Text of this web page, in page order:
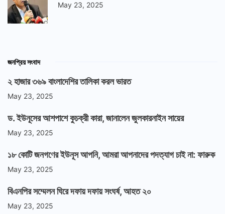
May 23, 2025
জনপ্রিয় সংবাদ
২ হাজার ৩৬৯ বাংলাদেশির তালিকা করল ভারত
May 23, 2025
ড. ইউনূসের আশপাশে কুচক্রী কারা, জানালেন জুলকারনাইন সায়ের
May 23, 2025
১৮ কোটি জনগণের ইউনূস আপনি, আমরা আপনাদের পদত্যাগ চাই না: ফারুক
May 23, 2025
বিএনপির সম্মেলন ঘিরে দফায় দফায় সংঘর্ষ, আহত ২০
May 23, 2025